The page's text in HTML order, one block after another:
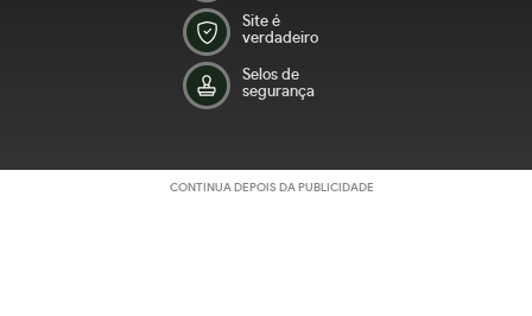
Site é
verdadeiro
Selos de
segurança
CONTINUA DEPOIS DA PUBLICIDADE